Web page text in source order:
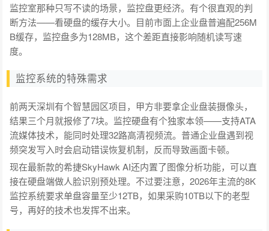
监控室那种只写不读的场景，监控盘更经济。有个很直观的判
断方法——看硬盘的缓存大小。目前市面上企业盘普遍配256M
B缓存，监控盘多为128MB，这个差距直接影响随机读写速
度。
监控系统的特殊需求
前两天深圳有个智慧园区项目，甲方非要拿企业盘装摄像头，
结果三个月就报修了7块。监控硬盘有个独家本领——支持ATA
流媒体技术，能同时处理32路高清视频流。普通企业盘遇到视
频突发写入时会启动错误恢复机制，反而导致画面卡顿。
现在最新款的希捷SkyHawk AI还内置了图像分析功能，可以直
接在硬盘端做人脸识别预处理。不过要注意，2026年主流的8K
监控系统要求单盘容量至少12TB，如果采购10TB以下的老型
号，再好的技术也发挥不出来。